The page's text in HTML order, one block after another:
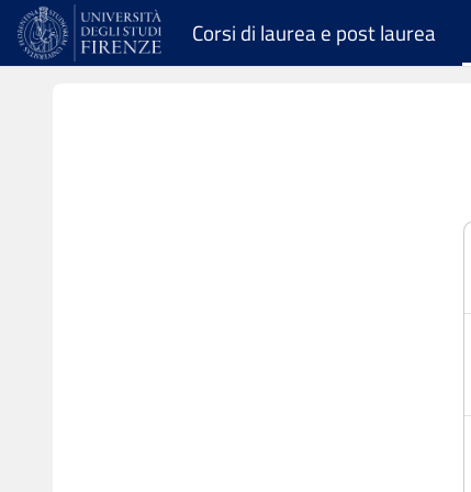
Vai al contenuto principale
Corsi di laurea e post laurea